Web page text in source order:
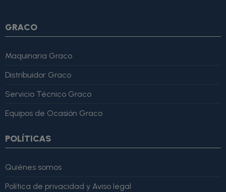
GRACO
Maquinaria Graco
Distribuidor Graco
Servicio Técnico Graco
Equipos de Ocasión Graco
POLÍTICAS
Quiénes somos
Política de privacidad y Aviso legal